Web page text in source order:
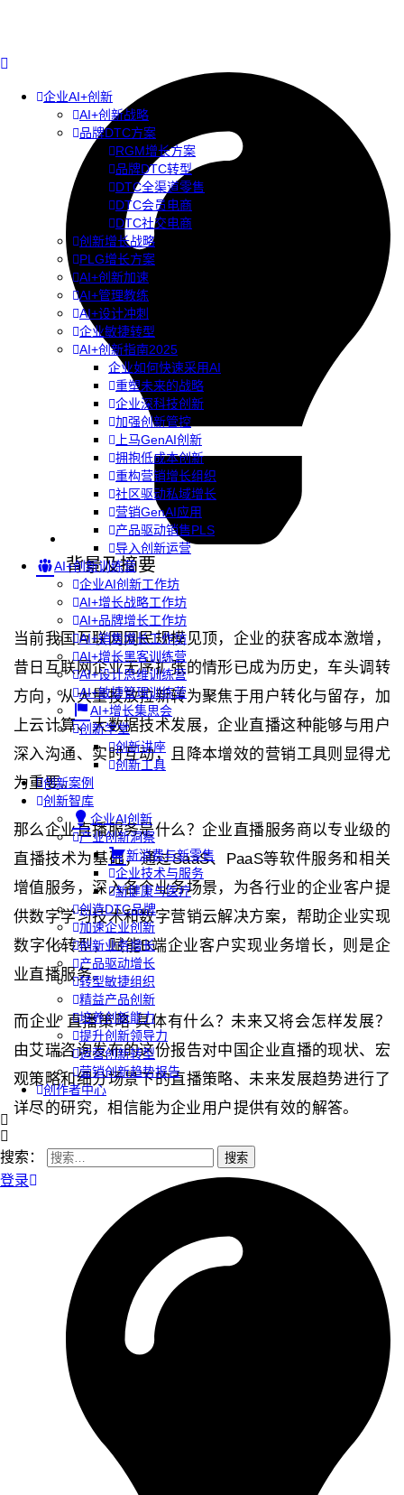
企业AI+创新
AI+创新战略
品牌DTC方案
RGM增长方案
品牌DTC转型
DTC全渠道零售
DTC会员电商
DTC社交电商
创新增长战略
PLG增长方案
AI+创新加速
AI+管理教练
AI+设计冲刺
企业敏捷转型
AI+创新指南2025
企业如何快速采用AI
重塑未来的战略
企业深科技创新
加强创新管控
上马GenAI创新
拥抱低成本创新
重构营销增长组织
社区驱动私域增长
营销GenAI应用
产品驱动销售PLS
导入创新运营
AI+创新训练营
企业AI创新工作坊
AI+增长战略工作坊
AI+品牌增长工作坊
AI+销售增长工作坊
AI+增长黑客训练营
AI+设计思维训练营
AI+敏捷管理训练营
AI+增长集思会
创新学堂
创新讲座
创新工具
创新案例
创新智库
企业AI创新
产业创新洞察
新消费与新零售
企业技术与服务
新健康与医疗
创造DTC品牌
加速企业创新
创新业务增长
产品驱动增长
转型敏捷组织
精益产品创新
培养创新能力
提升创新领导力
运营创新转型
营销创新趋势报告
创作者中心
搜索：
登录
背景及摘要
当前我国互联网网民规模见顶，企业的获客成本激增，
昔日互联网企业无序扩张的情形已成为历史，车头调转
方向，从大量投放拉新转为聚焦于用户转化与留存，加
上云计算、大数据技术发展，企业直播这种能够与用户
深入沟通、实时互动，且降本增效的营销工具则显得尤
为重要。
那么企业直播服务是什么？企业直播服务商以专业级的
直播技术为基础，通过SaaS、PaaS等软件服务和相关
增值服务，深入各个业务场景，为各行业的企业客户提
供数字学习技术和数字营销云解决方案，帮助企业实现
数字化转型，赋能B端企业客户实现业务增长，则是企
业直播服务。
而企业 直播策略 具体有什么？未来又将会怎样发展？
由艾瑞咨询发布的这份报告对中国企业直播的现状、宏
观策略和细分场景下的直播策略、未来发展趋势进行了
详尽的研究，相信能为企业用户提供有效的解答。